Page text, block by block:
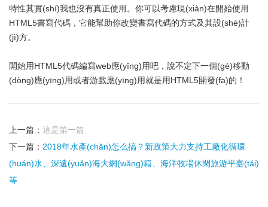
特性其實(shí)我也沒有真正使用。你可以考慮現(xiàn)在開始使用
HTML5書寫代碼，它能幫助你改變書寫代碼的方式及其設(shè)計
(jì)方。
開始用HTML5代碼編寫web應(yīng)用吧，說不定下一個(gè)移動
(dòng)應(yīng)用或者游戲應(yīng)用就是用HTML5開發(fā)的！
上一篇： 這是第一篇
下一篇： 2018年水產(chǎn)怎么搞？新政策大力支持工廠化循環
(huán)水、深遠(yuǎn)海大網(wǎng)箱、海洋牧場休閑旅游平臺(tái)
等